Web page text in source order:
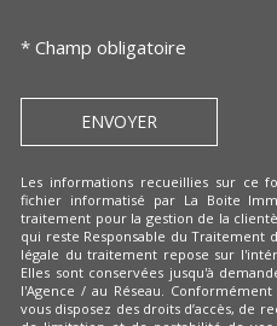
* Champ obligatoire
ENVOYER
Les informations recueillies sur ce
fichier informatisé par La Boite
traitement pour la gestion de la
qui reste Responsable du Traitement
légale du traitement repose sur
Elles sont conservées jusqu'à
l'Agence / au Réseau.
vous disposez des droits d’accès, de